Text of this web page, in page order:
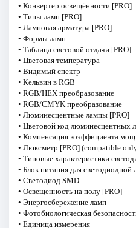
• Конвертер освещённости [PRO]
• Типы ламп [PRO]
• Ламповая арматура [PRO]
• Формы ламп
• Таблица световой отдачи [PRO]
• Цветовая температура
• Видимый спектр
• Кельвин в RGB
• RGB/HEX преобразование
• RGB/CMYK преобразование
• Люминесцентные лампы [PRO]
• Цветовой код люминесцентных
• Компенсация коэффициента
• Люксметр [PRO] (compatible
• Типовые характеристики
• Блок питания для светодиодной
• Светодиод SMD
• Освещенность на полу [PRO]
• Энергосбережение ламп
• Фотобиологическая
• Единица измерения